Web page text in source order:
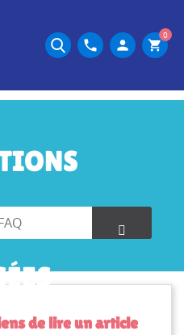
phone person shopping_cart
0
de lire un article